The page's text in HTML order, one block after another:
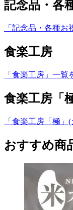
記念品・各
「記念品・各種
食楽工房
「食楽工房」一覧
食楽工房「
「食楽工房「極」
おすすめ商